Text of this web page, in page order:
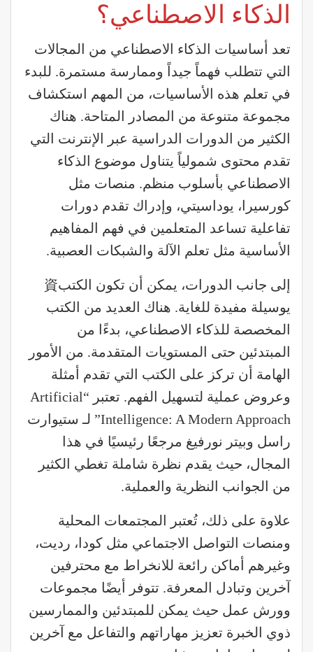
الذكاء الاصطناعي؟
تعد أساسيات الذكاء الاصطناعي من المجالات
التي تتطلب فهماً جيداً وممارسة مستمرة. للبدء
في تعلم هذه الأساسيات، من المهم استكشاف
مجموعة متنوعة من المصادر المتاحة. هناك
الكثير من الدورات الدراسية عبر الإنترنت التي
تقدم محتوى شمولياً يتناول موضوع الذكاء
الاصطناعي بأسلوب منظم. منصات مثل
كورسيرا، يوداسيتي، وإدراك تقدم دورات
تفاعلية تساعد المتعلمين في فهم المفاهيم
الأساسية مثل تعلم الآلة والشبكات العصبية.
إلى جانب الدورات، يمكن أن تكون الكتب資
يوسيلة مفيدة للغاية. هناك العديد من الكتب
المخصصة للذكاء الاصطناعي، بدءًا من
المبتدئين حتى المستويات المتقدمة. من الأمور
الهامة أن تركز على الكتب التي تقدم أمثلة
وعروض عملية لتسهيل الفهم. تعتبر “Artificial
Intelligence: A Modern Approach” لـ ستيوارت
راسل وبيتر نورفيغ مرجعًا رئيسيًا في هذا
المجال، حيث يقدم نظرة شاملة تغطي الكثير
من الجوانب النظرية والعملية.
علاوة على ذلك، تُعتبر المجتمعات المحلية
ومنصات التواصل الاجتماعي مثل كودا، رديت،
وغيرهم أماكن رائعة للانخراط مع محترفين
آخرين وتبادل المعرفة. تتوفر أيضًا مجموعات
وورش عمل حيث يمكن للمبتدئين والممارسين
ذوي الخبرة تعزيز مهاراتهم والتفاعل مع آخرين